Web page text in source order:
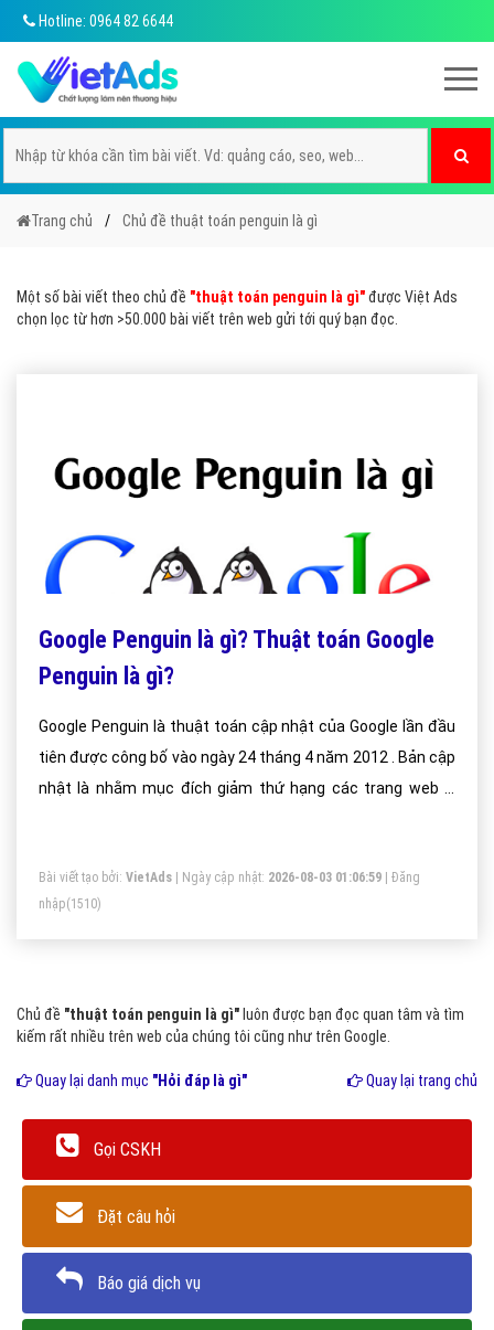
Hotline: 0964 82 6644
Trang chủ Chủ đề thuật toán penguin là gì
Một số bài viết theo chủ đề "thuật toán penguin là gì"được Việt Ads
chọn lọc từ hơn >50.000 bài viết trên web gửi tới quý bạn đọc.
Google Penguin là gì? Thuật toán Google
Penguin là gì?
Google Penguin là thuật toán cập nhật của Google lần đầu
tiên được công bố vào ngày 24 tháng 4 năm 2012 . Bản cập
nhật là nhằm mục đích giảm thứ hạng các trang web vi
Bài viết tạo bởi: VietAds | Ngày cập nhật: 2026-08-03 01:06:59
Đăng
nhập(1510)
Chủ đề "thuật toán penguin là gì" luôn được bạn đọc quan tâm và tìm
kiếm rất nhiều trên web của chúng tôi cũng như trên Google.
Quay lại danh mục "Hỏi đáp là gì" Quay lại trang chủ
Gọi CSKH
Đặt câu hỏi
Báo giá dịch vụ